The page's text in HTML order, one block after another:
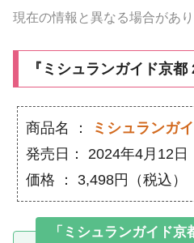
現在の情報と異なる場合があ
『ミシュランガイド京
商品名 ：
ミシュランガ
発売日： 2024年4月12日
価格 ： 3,498円（税込）
「ミシュランガイド